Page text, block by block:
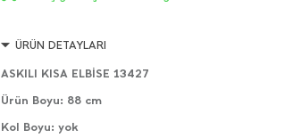
ÜRÜN DETAYLARI
ASKILI KISA ELBİSE 13427
Ürün Boyu: 88 cm
Kol Boyu: yok